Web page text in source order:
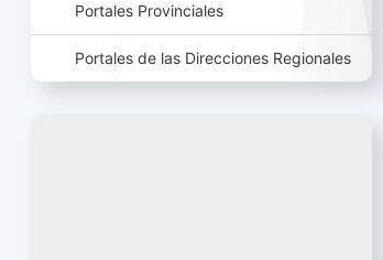
Portales Provinciales
Portales de las Direcciones Regionales